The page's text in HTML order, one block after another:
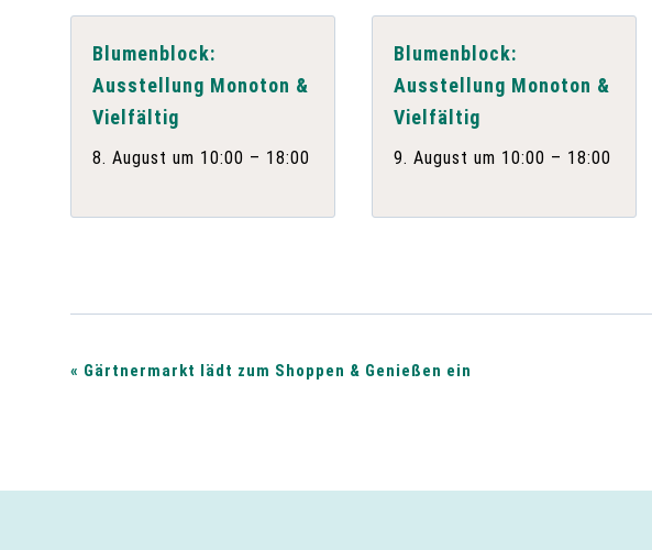
Blumenblock:
Ausstellung Monoton &
Vielfältig
8. August um 10:00 – 18:00
Blumenblock:
Ausstellung Monoton &
Vielfältig
9. August um 10:00 – 18:00
V
r
« Gärtnermarkt lädt zum Shoppen & Genießen ein